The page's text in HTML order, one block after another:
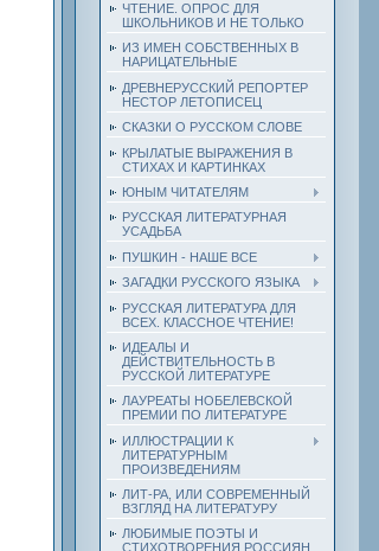
ЧТЕНИЕ. ОПРОС ДЛЯ
ШКОЛЬНИКОВ И НЕ ТОЛЬКО
ИЗ ИМЕН СОБСТВЕННЫХ В
НАРИЦАТЕЛЬНЫЕ
ДРЕВНЕРУССКИЙ РЕПОРТЕР
НЕСТОР ЛЕТОПИСЕЦ
СКАЗКИ О РУССКОМ СЛОВЕ
КРЫЛАТЫЕ ВЫРАЖЕНИЯ В
СТИХАХ И КАРТИНКАХ
ЮНЫМ ЧИТАТЕЛЯМ
РУССКАЯ ЛИТЕРАТУРНАЯ
УСАДЬБА
ПУШКИН - НАШЕ ВСЕ
ЗАГАДКИ РУССКОГО ЯЗЫКА
РУССКАЯ ЛИТЕРАТУРА ДЛЯ
ВСЕХ. КЛАССНОЕ ЧТЕНИЕ!
ИДЕАЛЫ И
ДЕЙСТВИТЕЛЬНОСТЬ В
РУССКОЙ ЛИТЕРАТУРЕ
ЛАУРЕАТЫ НОБЕЛЕВСКОЙ
ПРЕМИИ ПО ЛИТЕРАТУРЕ
ИЛЛЮСТРАЦИИ К
ЛИТЕРАТУРНЫМ
ПРОИЗВЕДЕНИЯМ
ЛИТ-РА, ИЛИ СОВРЕМЕННЫЙ
ВЗГЛЯД НА ЛИТЕРАТУРУ
ЛЮБИМЫЕ ПОЭТЫ И
СТИХОТВОРЕНИЯ РОССИЯН